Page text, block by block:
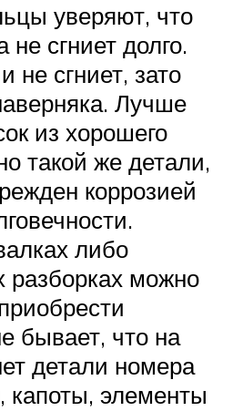
уверяют, что
не сгниет долго.
не сгниет, зато
Лучше
из хорошего
такой же детали,
коррозией
либо
разборках можно
бывает, что на
детали номера
капоты, элементы